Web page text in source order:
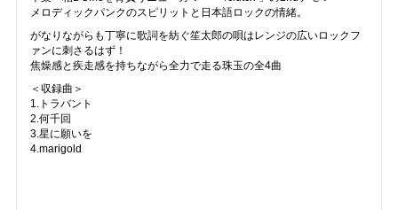
メロディックパンクのスピリットと日本語ロックの情緒。
がなりながらも丁寧に歌詞を紡ぐ笙太郎の唄はレンジの広いロックフ
ァンに刺さるはず！
焦燥感と疾走感を持ちながら全力で走る珠玉の全4曲
＜収録曲＞
1.トラバント
2.何千回
3.星に願いを
4.marigold